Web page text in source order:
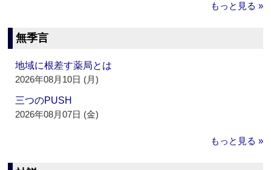
もっと見る »
無季言
地域に根差す薬局とは
2026年08月10日 (月)
三つのPUSH
2026年08月07日 (金)
もっと見る »